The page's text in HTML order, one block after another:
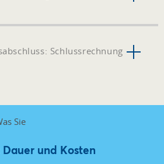
Schlussrechnung
und Kosten